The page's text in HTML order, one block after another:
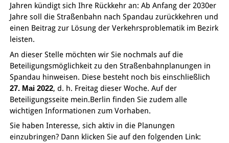
Jahren kündigt sich Ihre Rückkehr an: Ab Anfang der 2030er
Jahre soll die Straßenbahn nach Spandau zurückkehren und
einen Beitrag zur Lösung der Verkehrsproblematik im Bezirk
leisten.
An dieser Stelle möchten wir Sie nochmals auf die
Beteiligungsmöglichkeit zu den Straßenbahnplanungen in
Spandau hinweisen. Diese besteht noch bis einschließlich
27. Mai 2022, d. h. Freitag dieser Woche. Auf der
Beteiligungsseite mein.Berlin finden Sie zudem alle
wichtigen Informationen zum Vorhaben.
Sie haben Interesse, sich aktiv in die Planungen
einzubringen? Dann klicken Sie auf den folgenden Link: